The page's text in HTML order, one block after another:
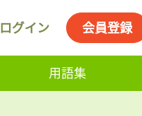
ログイン 会員登録
用語集